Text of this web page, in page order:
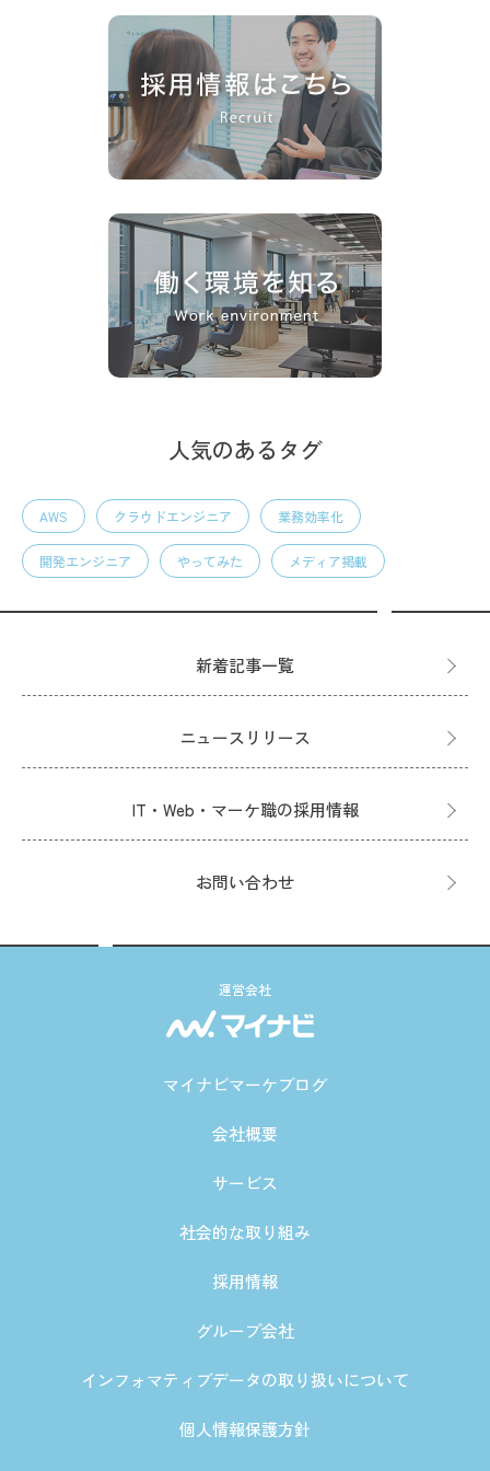
人気のあるタグ
AWS クラウドエンジニア 業務効率化
開発エンジニア やってみた メディア掲載
新着記事一覧
ニュースリリース
IT・Web・マーケ職の採用情報
お問い合わせ
運営会社
マイナビマーケブログ
会社概要
サービス
社会的な取り組み
採用情報
グループ会社
インフォマティブデータの取り扱いについて
個人情報保護方針